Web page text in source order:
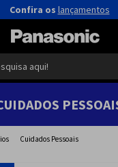
Confira os lançamentos
Cuidados Pessoais